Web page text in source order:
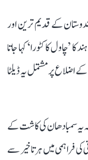
کے قدیم ترین اور
’چاول کا کٹورا‘ کہا جاتا
اضلاع پر مشتمل یہ ڈیلٹا
یہ سمبا دھان کی کاشت کے
فراہمی میں ہر تاخیر سے